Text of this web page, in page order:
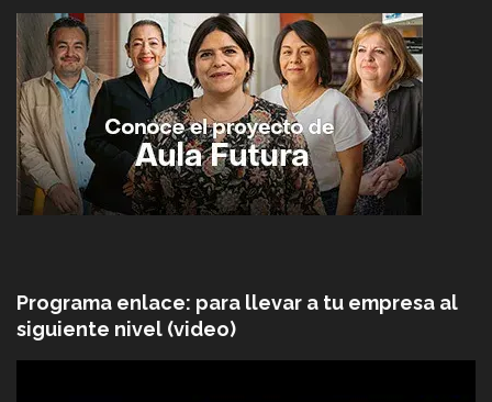
Programa enlace: para llevar a tu empresa al
siguiente nivel (video)